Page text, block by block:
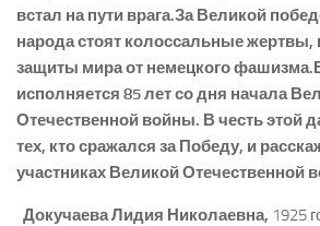
встал на пути врага.За Великой
народа стоят колоссальные
защиты мира от немецкого
исполняется 85 лет со дня начала
Отечественной войны. В честь этой
тех, кто сражался за Победу, и
участниках Великой Отечественной
Докучаева Лидия Николаевна, 1925